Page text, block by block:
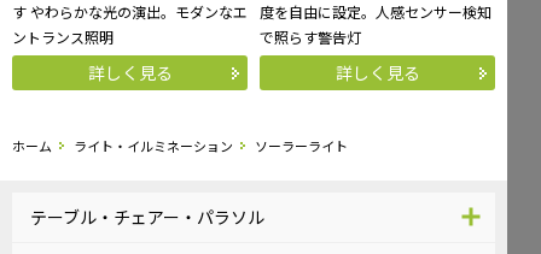
す やわらかな光の演出。モダンなエ
ントランス照明
詳しく見る
度を自由に設定。人感センサー検知
で照らす警告灯
詳しく見る
ホーム ライト・イルミネーション ソーラーライト
テーブル・チェアー・パラソル